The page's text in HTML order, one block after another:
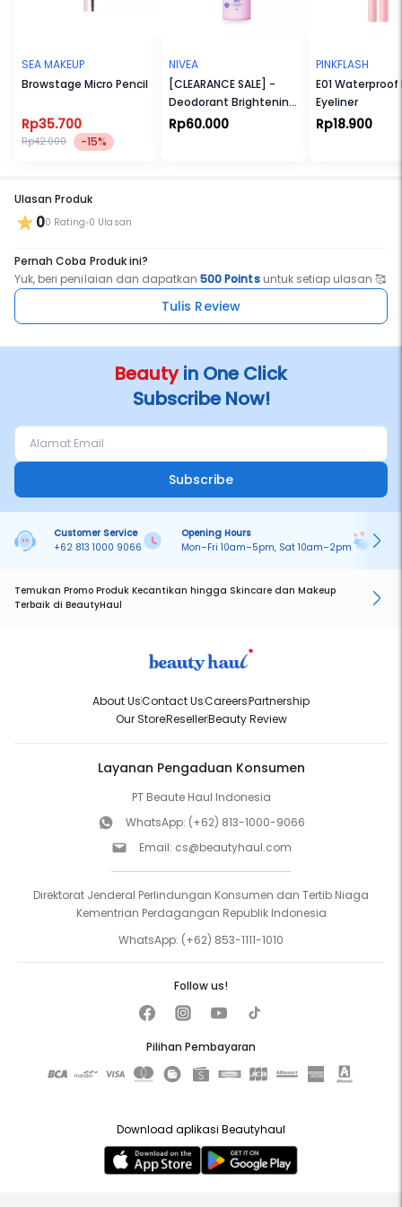
SEA MAKEUP
Browstage Micro Pencil
Rp35.700
Rp42.000 -15%
NIVEA
[CLEARANCE SALE] -
Deodorant Brightening
Hijab Fresh Spray
Rp60.000
PINKFLASH
E01 Waterproof
Eyeliner
Rp18.900
Ulasan Produk
00 Rating 0 Ulasan
Pernah Coba Produk ini?
Yuk, beri penilaian dan dapatkan500 Pointsuntuk setiap ulasan 🥰
Tulis Review
Beautyin One Click
Subscribe Now!
Subscribe
Customer Service
+62 813 1000 9066
Opening Hours
Mon–Fri 10am–5pm, Sat 10am–2pm
Temukan Promo Produk Kecantikan hingga Skincare dan Makeup
Terbaik di BeautyHaul
About UsContact UsCareersPartnership
Our StoreResellerBeauty Review
Layanan Pengaduan Konsumen
PT Beaute Haul Indonesia
WhatsApp: (+62) 813-1000-9066
Email: cs@beautyhaul.com
Direktorat Jenderal Perlindungan Konsumen dan Tertib Niaga
Kementrian Perdagangan Republik Indonesia
WhatsApp: (+62) 853-1111-1010
Pilihan Pembayaran
Follow us!
Download aplikasi Beautyhaul